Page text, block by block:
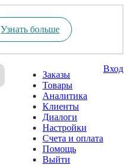
Узнать больше
Заказы
Товары
Аналитика
Клиенты
Диалоги
Настройки
Счета и оплата
Помощь
Выйти
Вход